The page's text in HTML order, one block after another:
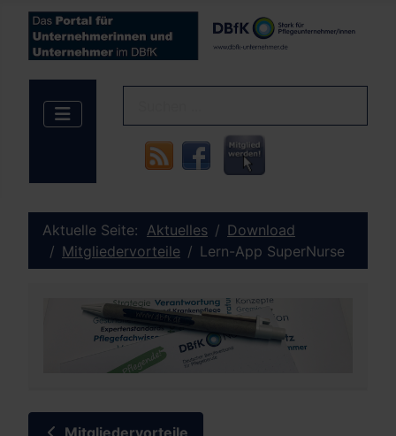
Aktuelle Seite: Aktuelles
Download
Mitgliedervorteile
Lern-App SuperNurse
Mitgliedervorteile